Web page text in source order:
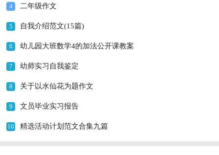
4 二年级作文
5 自我介绍范文(15篇)
6 幼儿园大班数学4的加法公开课教案
7 幼师实习自我鉴定
8 关于以水仙花为题作文
9 文员毕业实习报告
10 精选活动计划范文合集九篇